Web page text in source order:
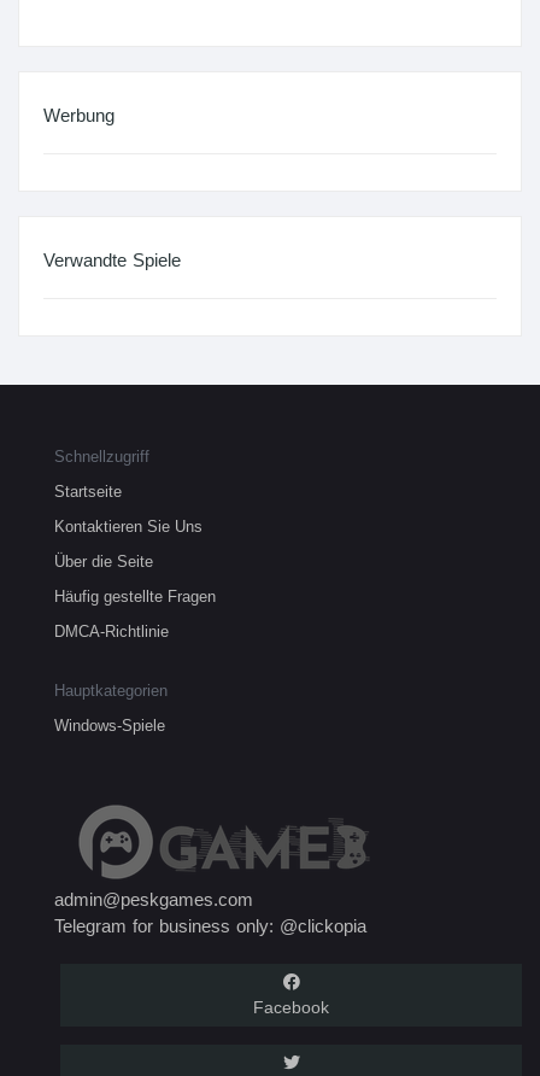
Werbung
Verwandte Spiele
Schnellzugriff
Startseite
Kontaktieren Sie Uns
Über die Seite
Häufig gestellte Fragen
DMCA-Richtlinie
Hauptkategorien
Windows-Spiele
admin@peskgames.com
Telegram for business only: @clickopia
Facebook